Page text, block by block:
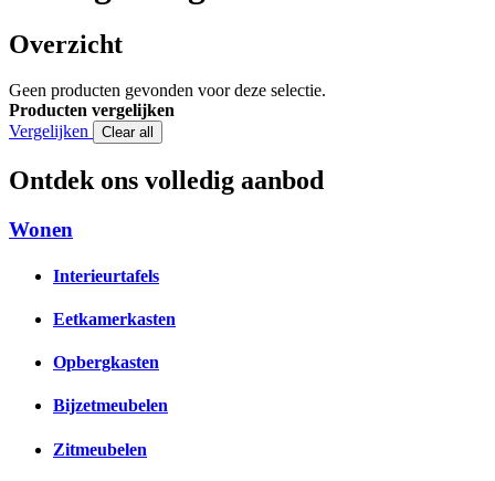
Overzicht
Geen producten gevonden voor deze selectie.
Producten vergelijken
Vergelijken
Clear all
Ontdek ons volledig aanbod
Wonen
Interieurtafels
Eetkamerkasten
Opbergkasten
Bijzetmeubelen
Zitmeubelen